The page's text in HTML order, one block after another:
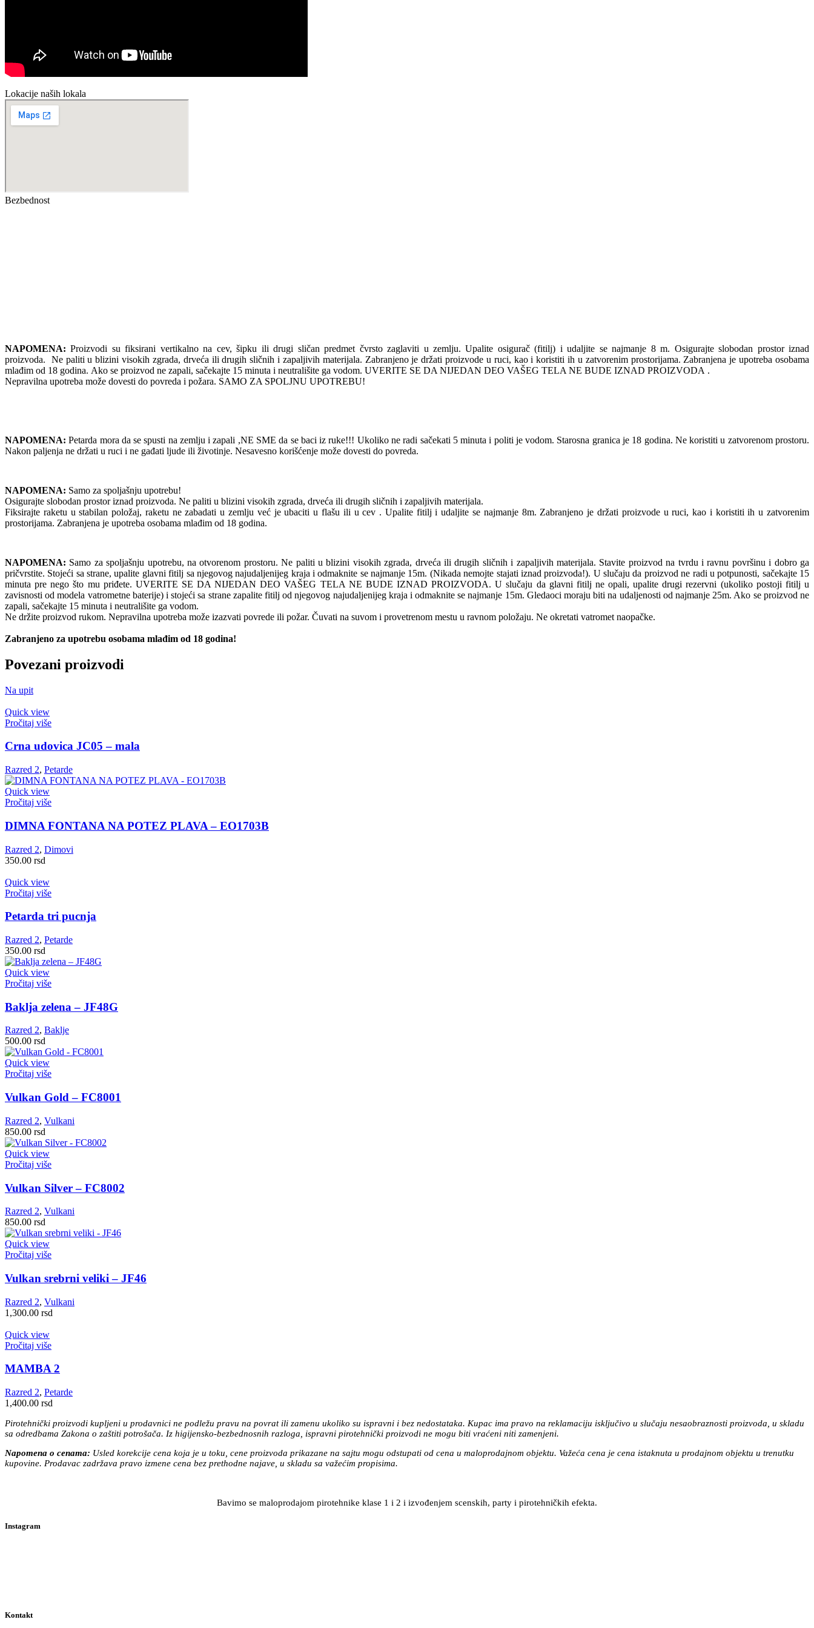
Lokacije naših lokala
Bezbednost
NAPOMENA: Proizvodi su fiksirani vertikalno na cev, šipku ili drugi sličan predmet čvrsto zaglaviti u zemlju. Upalite osigurač (fitilj) i udaljite se najmanje 8 m. Osigurajte slobodan prostor iznad
proizvoda. Ne paliti u blizini visokih zgrada, drveća ili drugih sličnih i zapaljivih materijala. Zabranjeno je držati proizvode u ruci, kao i koristiti ih u zatvorenim prostorijama. Zabranjena je upotreba osobama
mlađim od 18 godina. Ako se proizvod ne zapali, sačekajte 15 minuta i neutrališite ga vodom. UVERITE SE DA NIJEDAN DEO VAŠEG TELA NE BUDE IZNAD PROIZVODA .
Nepravilna upotreba može dovesti do povreda i požara. SAMO ZA SPOLJNU UPOTREBU!
NAPOMENA: Petarda mora da se spusti na zemlju i zapali ,NE SME da se baci iz ruke!!! Ukoliko ne radi sačekati 5 minuta i politi je vodom. Starosna granica je 18 godina. Ne koristiti u zatvorenom prostoru.
Nakon paljenja ne držati u ruci i ne gađati ljude ili životinje. Nesavesno korišćenje može dovesti do povreda.
NAPOMENA: Samo za spoljašnju upotrebu!
Osigurajte slobodan prostor iznad proizvoda. Ne paliti u blizini visokih zgrada, drveća ili drugih sličnih i zapaljivih materijala.
Fiksirajte raketu u stabilan položaj, raketu ne zabadati u zemlju već je ubaciti u flašu ili u cev . Upalite fitilj i udaljite se najmanje 8m. Zabranjeno je držati proizvode u ruci, kao i koristiti ih u zatvorenim
prostorijama. Zabranjena je upotreba osobama mlađim od 18 godina.
NAPOMENA: Samo za spoljašnju upotrebu, na otvorenom prostoru. Ne paliti u blizini visokih zgrada, drveća ili drugih sličnih i zapaljivih materijala. Stavite proizvod na tvrdu i ravnu površinu i dobro ga
pričvrstite. Stojeći sa strane, upalite glavni fitilj sa njegovog najudaljenijeg kraja i odmaknite se najmanje 15m. (Nikada nemojte stajati iznad proizvoda!). U slučaju da proizvod ne radi u potpunosti, sačekajte 15
minuta pre nego što mu priđete. UVERITE SE DA NIJEDAN DEO VAŠEG TELA NE BUDE IZNAD PROIZVODA. U slučaju da glavni fitilj ne opali, upalite drugi rezervni (ukoliko postoji fitilj u
zavisnosti od modela vatrometne baterije) i stojeći sa strane zapalite fitilj od njegovog najudaljenijeg kraja i odmaknite se najmanje 15m. Gledaoci moraju biti na udaljenosti od najmanje 25m. Ako se proizvod ne
zapali, sačekajte 15 minuta i neutrališite ga vodom.
Ne držite proizvod rukom. Nepravilna upotreba može izazvati povrede ili požar. Čuvati na suvom i provetrenom mestu u ravnom položaju. Ne okretati vatromet naopačke.
Zabranjeno za upotrebu osobama mlađim od 18 godina!
Povezani proizvodi
Na upit
Quick view
Pročitaj više
Crna udovica JC05 – mala
Razred 2, Petarde
Quick view
Pročitaj više
DIMNA FONTANA NA POTEZ PLAVA – EO1703B
Razred 2, Dimovi
350.00 rsd
Quick view
Pročitaj više
Petarda tri pucnja
Razred 2, Petarde
350.00 rsd
Quick view
Pročitaj više
Baklja zelena – JF48G
Razred 2, Baklje
500.00 rsd
Quick view
Pročitaj više
Vulkan Gold – FC8001
Razred 2, Vulkani
850.00 rsd
Quick view
Pročitaj više
Vulkan Silver – FC8002
Razred 2, Vulkani
850.00 rsd
Quick view
Pročitaj više
Vulkan srebrni veliki – JF46
Razred 2, Vulkani
1,300.00 rsd
Quick view
Pročitaj više
MAMBA 2
Razred 2, Petarde
1,400.00 rsd
Pirotehnički proizvodi kupljeni u prodavnici ne podležu pravu na povrat ili zamenu ukoliko su ispravni i bez nedostataka. Kupac ima pravo na reklamaciju isključivo u slučaju nesaobraznosti proizvoda, u skladu
sa odredbama Zakona o zaštiti potrošača. Iz higijensko-bezbednosnih razloga, ispravni pirotehnički proizvodi ne mogu biti vraćeni niti zamenjeni.
Napomena o cenama: Usled korekcije cena koja je u toku, cene proizvoda prikazane na sajtu mogu odstupati od cena u maloprodajnom objektu. Važeća cena je cena istaknuta u prodajnom objektu u trenutku
kupovine. Prodavac zadržava pravo izmene cena bez prethodne najave, u skladu sa važećim propisima.
Bavimo se maloprodajom pirotehnike klase 1 i 2 i izvođenjem scenskih, party i pirotehničkih efekta.
Instagram
Kontakt